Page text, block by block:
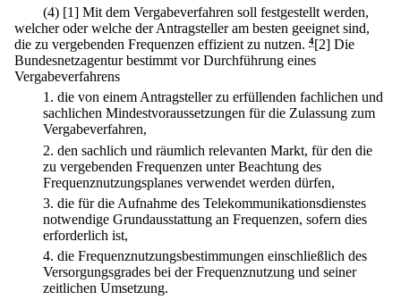
(4) [1] Mit dem Vergabeverfahren soll festgestellt werden,
welcher oder welche der Antragsteller am besten geeignet sind,
die zu vergebenden Frequenzen effizient zu nutzen. 4[2] Die
Bundesnetzagentur bestimmt vor Durchführung eines
Vergabeverfahrens
1. die von einem Antragsteller zu erfüllenden fachlichen und
sachlichen Mindestvoraussetzungen für die Zulassung zum
Vergabeverfahren,
2. den sachlich und räumlich relevanten Markt, für den die
zu vergebenden Frequenzen unter Beachtung des
Frequenznutzungsplanes verwendet werden dürfen,
3. die für die Aufnahme des Telekommunikationsdienstes
notwendige Grundausstattung an Frequenzen, sofern dies
erforderlich ist,
4. die Frequenznutzungsbestimmungen einschließlich des
Versorgungsgrades bei der Frequenznutzung und seiner
zeitlichen Umsetzung.